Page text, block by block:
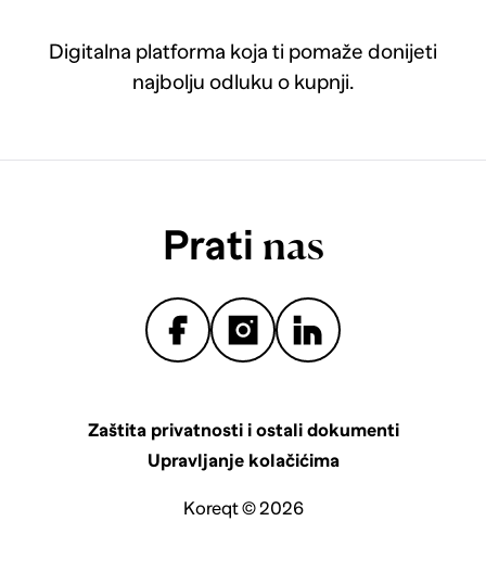
Digitalna platforma koja ti pomaže donijeti
najbolju odluku o kupnji.
Prati nas
Zaštita privatnosti i ostali dokumenti
Upravljanje kolačićima
Koreqt © 2026